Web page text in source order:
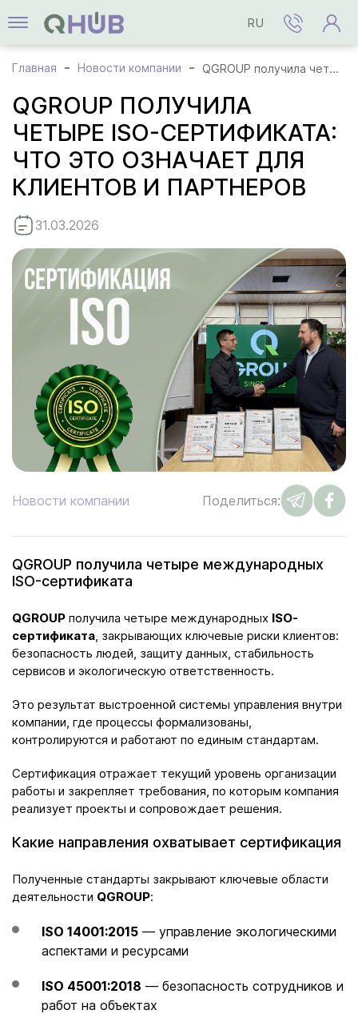
RU
Главная Новости компании QGROUP получила четыре ISO-сертификата: что это означает для клиентов и партнеров
QGROUP ПОЛУЧИЛА
ЧЕТЫРЕ ISO-СЕРТИФИКАТА:
ЧТО ЭТО ОЗНАЧАЕТ ДЛЯ
КЛИЕНТОВ И ПАРТНЕРОВ
31.03.2026
Новости компании Поделиться:
QGROUP получила четыре международных
ISO-сертификата
QGROUP получила четыре международных ISO-
сертификата , закрывающих ключевые риски клиентов:
безопасность людей, защиту данных, стабильность
сервисов и экологическую ответственность.
Это результат выстроенной системы управления внутри
компании, где процессы формализованы,
контролируются и работают по единым стандартам.
Сертификация отражает текущий уровень организации
работы и закрепляет требования, по которым компания
реализует проекты и сопровождает решения.
Какие направления охватывает сертификация
Полученные стандарты закрывают ключевые области
деятельности QGROUP:
ISO 14001:2015 — управление экологическими
аспектами и ресурсами
ISO 45001:2018 — безопасность сотрудников и
работ на объектах